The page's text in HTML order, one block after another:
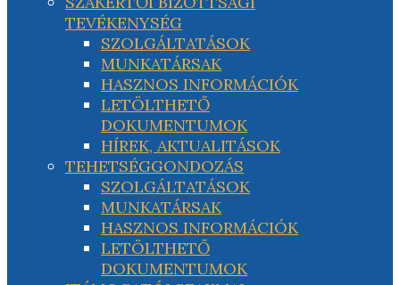
TEVÉKENYSÉG
SZOLGÁLTATÁSOK
MUNKATÁRSAK
HASZNOS INFORMÁCIÓK
LETÖLTHETŐ
DOKUMENTUMOK
HÍREK, AKTUALITÁSOK
TEHETSÉGGONDOZÁS
SZOLGÁLTATÁSOK
MUNKATÁRSAK
HASZNOS INFORMÁCIÓK
LETÖLTHETŐ
DOKUMENTUMOK